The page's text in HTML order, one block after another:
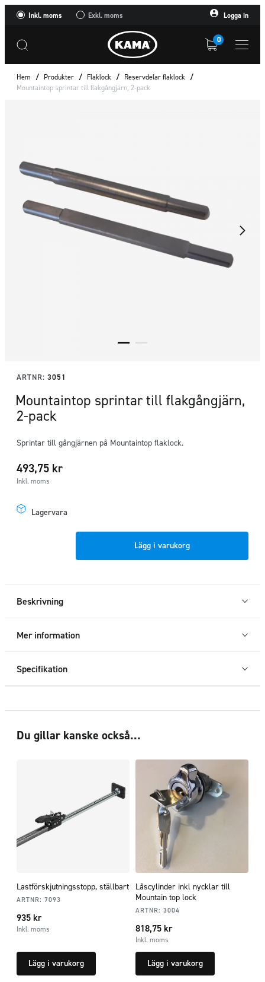
Inkl. moms Exkl. moms Logga in
0
Hem / Produkter / Flaklock / Reservdelar flaklock /
Mountaintop sprintar till flakgångjärn, 2-pack
ARTNR: 3051
Mountaintop sprintar till flakgångjärn,
2-pack
Sprintar till gångjärnen på Mountaintop flaklock.
493,75 kr
Inkl. moms
Lagervara
flakgångjärn,
2-
Lägg i varukorg
Beskrivning
Mer information
Specifikation
Du gillar kanske också…
Lastförskjutningsstopp, ställbart
ARTNR: 7093
935 kr
Inkl. moms
Lägg i varukorg
Låscylinder inkl nycklar till
Mountain top lock
ARTNR: 3004
818,75 kr
Inkl. moms
Lägg i varukorg